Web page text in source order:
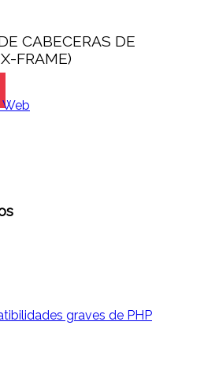
CABECERAS DE
FRAME)
graves de PHP